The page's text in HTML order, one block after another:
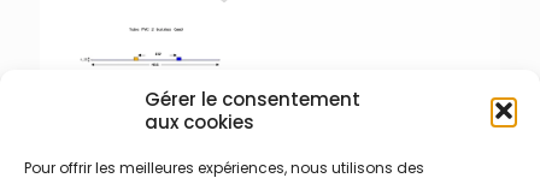
Gérer le consentement
aux cookies
Pour offrir les meilleures expériences, nous utilisons des